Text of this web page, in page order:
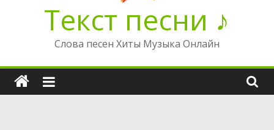
Текст песни ♪
Слова песен Хиты Музыка Онлайн